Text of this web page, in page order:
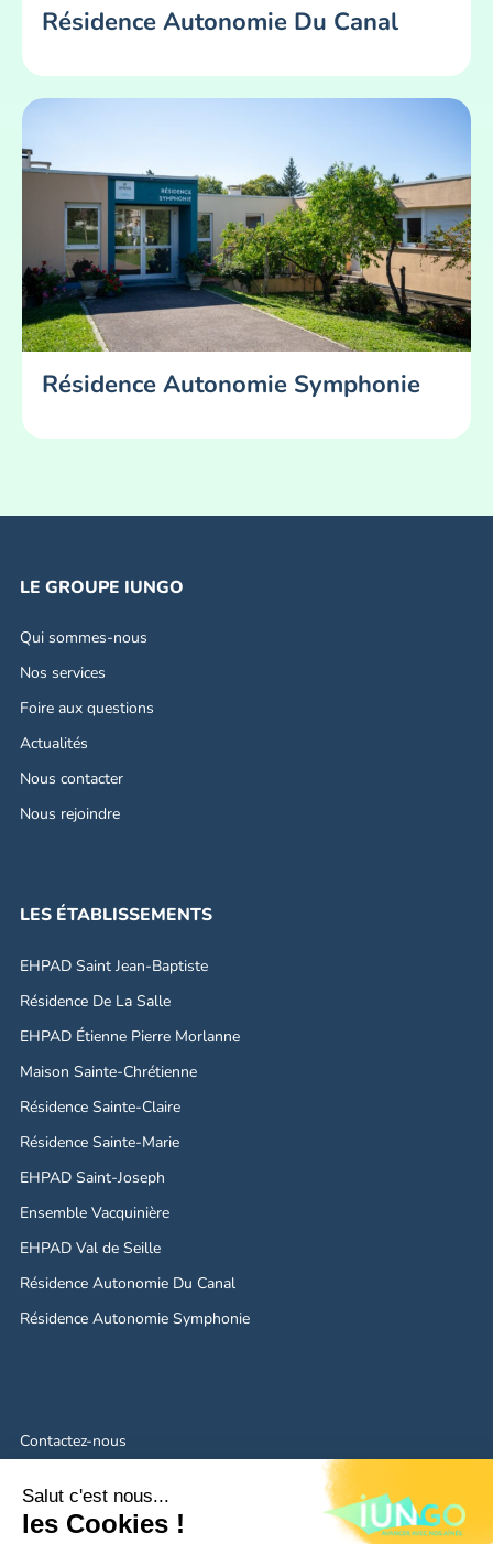
Résidence Autonomie Du Canal
Résidence Autonomie Symphonie
LE GROUPE IUNGO
Qui sommes-nous
Nos services
Foire aux questions
Actualités
Nous contacter
Nous rejoindre
LES ÉTABLISSEMENTS
EHPAD Saint Jean-Baptiste
Résidence De La Salle
EHPAD Étienne Pierre Morlanne
Maison Sainte-Chrétienne
Résidence Sainte-Claire
Résidence Sainte-Marie
EHPAD Saint-Joseph
Ensemble Vacquinière
EHPAD Val de Seille
Résidence Autonomie Du Canal
Résidence Autonomie Symphonie
Contactez-nous